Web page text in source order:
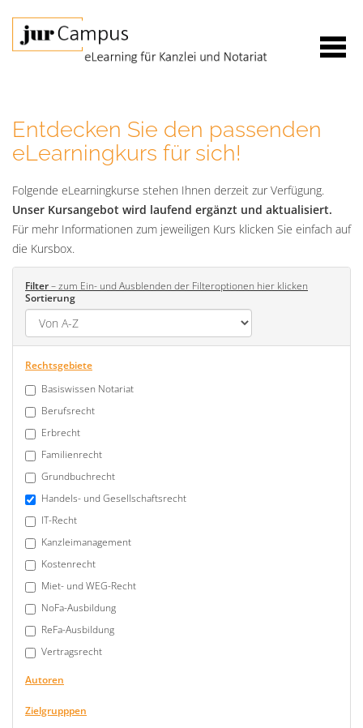
Entdecken Sie den passenden
eLearningkurs für sich!
Folgende eLearningkurse stehen Ihnen derzeit zur Verfügung.
Unser Kursangebot wird laufend ergänzt und aktualisiert.
Für mehr Informationen zum jeweiligen Kurs klicken Sie einfach auf
die Kursbox.
Filter– zum Ein- und Ausblenden der Filteroptionen hier klicken
Sortierung
Rechtsgebiete
Basiswissen Notariat
Berufsrecht
Erbrecht
Familienrecht
Grundbuchrecht
Handels- und Gesellschaftsrecht
IT-Recht
Kanzleimanagement
Kostenrecht
Miet- und WEG-Recht
NoFa-Ausbildung
ReFa-Ausbildung
Vertragsrecht
Autoren
Zielgrupppen